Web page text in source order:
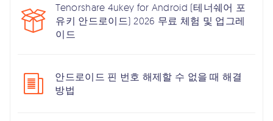
Tenorshare 4ukey for Android (테너쉐어 포
유키 안드로이드) 2026 무료 체험 및 업그레
이드
안드로이드 핀 번호 해제할 수 없을 때 해결
방법